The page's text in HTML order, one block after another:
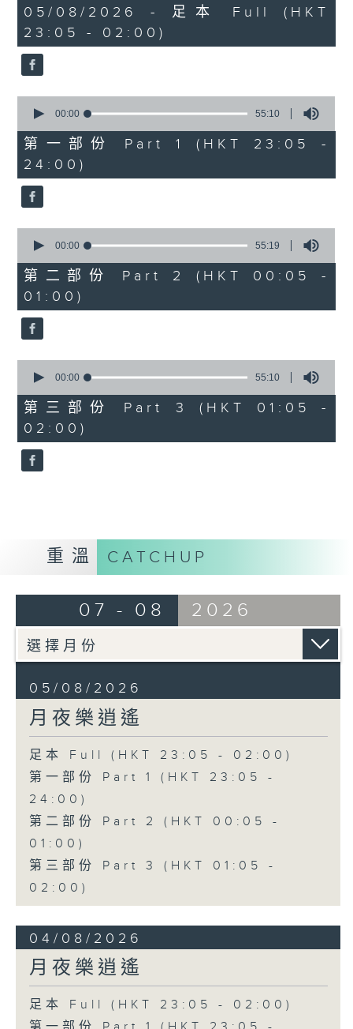
2
hours,
45
minutes,
0
seconds
05/08/2026 - 足本 Full (HKT
23:05 - 02:00)
seconds
55
minutes,
10
seconds
00:00 55:10
第一部份 Part 1 (HKT 23:05 -
24:00)
seconds
55
minutes,
19
seconds
00:00 55:19
第二部份 Part 2 (HKT 00:05 -
01:00)
seconds
55
minutes,
10
seconds
00:00 55:10
第三部份 Part 3 (HKT 01:05 -
02:00)
重溫 CATCHUP
07 - 08 2026
05/08/2026
月夜樂逍遙
足本 Full (HKT 23:05 - 02:00)
第一部份 Part 1 (HKT 23:05 -
24:00)
第二部份 Part 2 (HKT 00:05 -
01:00)
第三部份 Part 3 (HKT 01:05 -
02:00)
04/08/2026
月夜樂逍遙
足本 Full (HKT 23:05 - 02:00)